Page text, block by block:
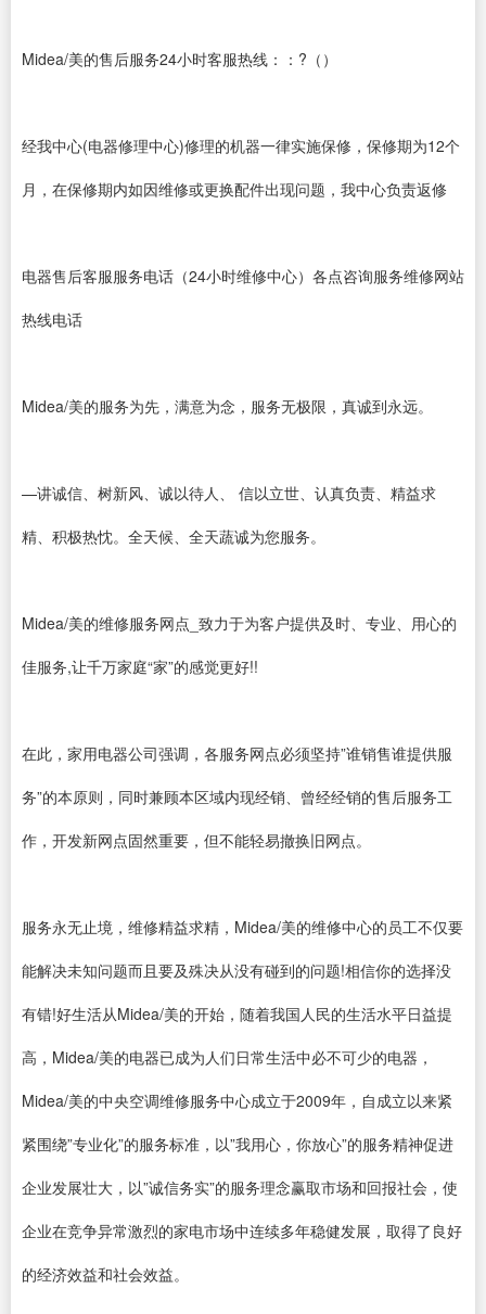
Midea/美的售后服务24小时客服热线：：?（）
经我中心(电器修理中心)修理的机器一律实施保修，保修期为12个
月，在保修期内如因维修或更换配件出现问题，我中心负责返修
电器售后客服服务电话（24小时维修中心）各点咨询服务维修网站
热线电话
Midea/美的服务为先，满意为念，服务无极限，真诚到永远。
—讲诚信、树新风、诚以待人、 信以立世、认真负责、精益求
精、积极热忱。全天候、全天蔬诚为您服务。
Midea/美的维修服务网点_致力于为客户提供及时、专业、用心的
佳服务,让千万家庭“家”的感觉更好!!
在此，家用电器公司强调，各服务网点必须坚持”谁销售谁提供服
务”的本原则，同时兼顾本区域内现经销、曾经经销的售后服务工
作，开发新网点固然重要，但不能轻易撤换旧网点。
服务永无止境，维修精益求精，Midea/美的维修中心的员工不仅要
能解决未知问题而且要及殊决从没有碰到的问题!相信你的选择没
有错!好生活从Midea/美的开始，随着我国人民的生活水平日益提
高，Midea/美的电器已成为人们日常生活中必不可少的电器，
Midea/美的中央空调维修服务中心成立于2009年，自成立以来紧
紧围绕”专业化”的服务标准，以”我用心，你放心”的服务精神促进
企业发展壮大，以”诚信务实”的服务理念赢取市场和回报社会，使
企业在竞争异常激烈的家电市场中连续多年稳健发展，取得了良好
的经济效益和社会效益。